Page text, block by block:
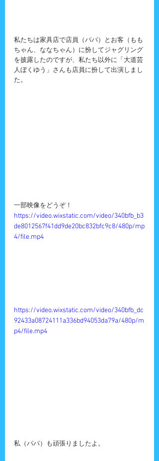
私たちは家具店で店員（パパ）とお客（もも
ちゃん、ななちゃん）に扮してジャグリング
を披露したのですが、私たち以外に「大道芸
人ぼくゆう」さんも店員に扮して出演しまし
た。
一部映像をどうぞ！
https://video.wixstatic.com/video/340bfb_b3
de8012567f41dd9de20bc832bfc9c8/480p/mp
4/file.mp4
https://video.wixstatic.com/video/340bfb_dc
92433a08724111a336bd94053da79a/480p/m
p4/file.mp4
私（パパ）も頑張りましたよ。